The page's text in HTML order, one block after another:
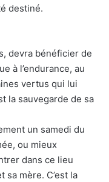
destiné.
devra bénéficier de
à l’endurance, au
vertus qui lui
la sauvegarde de sa
un samedi du
ou mieux
dans ce lieu
sa mère. C’est la